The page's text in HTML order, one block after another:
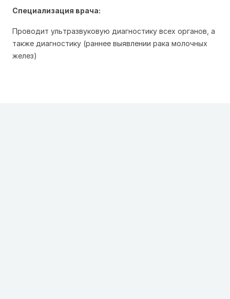
Специализация врача:
Проводит ультразвуковую диагностику всех органов, а
также диагностику (раннее выявлении рака молочных
желез)